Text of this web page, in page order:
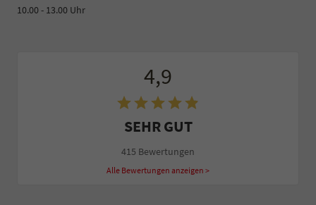
10.00 - 13.00 Uhr
4,9
SEHR GUT
415 Bewertungen
Alle Bewertungen anzeigen >